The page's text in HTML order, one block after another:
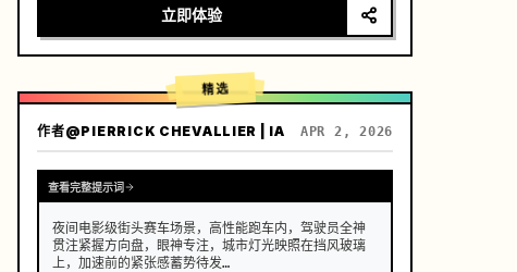
一个维护良好、现代化的农舍开放式厨房，背景是郁郁
葱葱的菜园，阳光明媚。
现代乡村创作者，黑色长发随意用木簪挽起，身穿深蓝
色舒适亚麻服饰，妆容清淡，眼神专注而平静。
[镜头细节]
画面：高清特写。晨光侧逆光打在植物上。
动作：创作者的双手（手指修长干净）从藤蔓上摘下一
颗挂着晶莹…
立即体验
精选
作者@PIERRICK CHEVALLIER | IA APR 2, 2026
查看完整提示词
夜间电影级街头赛车场景，高性能跑车内，驾驶员全神
贯注紧握方向盘，眼神专注，城市灯光映照在挡风玻璃
上，加速前的紧张感蓄势待发